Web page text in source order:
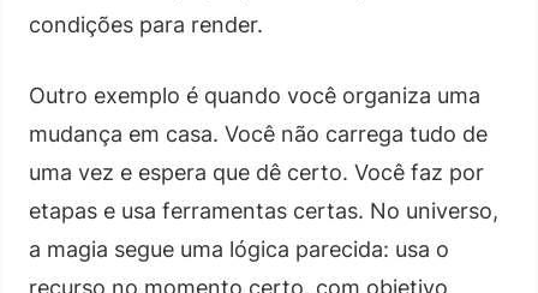
condições para render.
Outro exemplo é quando você organiza uma
mudança em casa. Você não carrega tudo de
uma vez e espera que dê certo. Você faz por
etapas e usa ferramentas certas. No universo,
a magia segue uma lógica parecida: usa o
recurso no momento certo, com objetivo